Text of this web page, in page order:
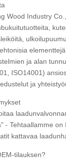
Wood Industry
ja alan
ISO14001)
ja
- Tehtaallamme on
kattavaa
tilauksen?